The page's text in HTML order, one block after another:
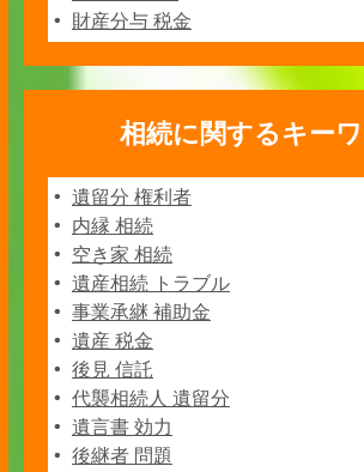
財産分与 税金
相続に関するキー
遺留分 権利者
内縁 相続
空き家 相続
遺産相続 トラブル
事業承継 補助金
遺産 税金
後見 信託
代襲相続人 遺留分
遺言書 効力
後継者 問題